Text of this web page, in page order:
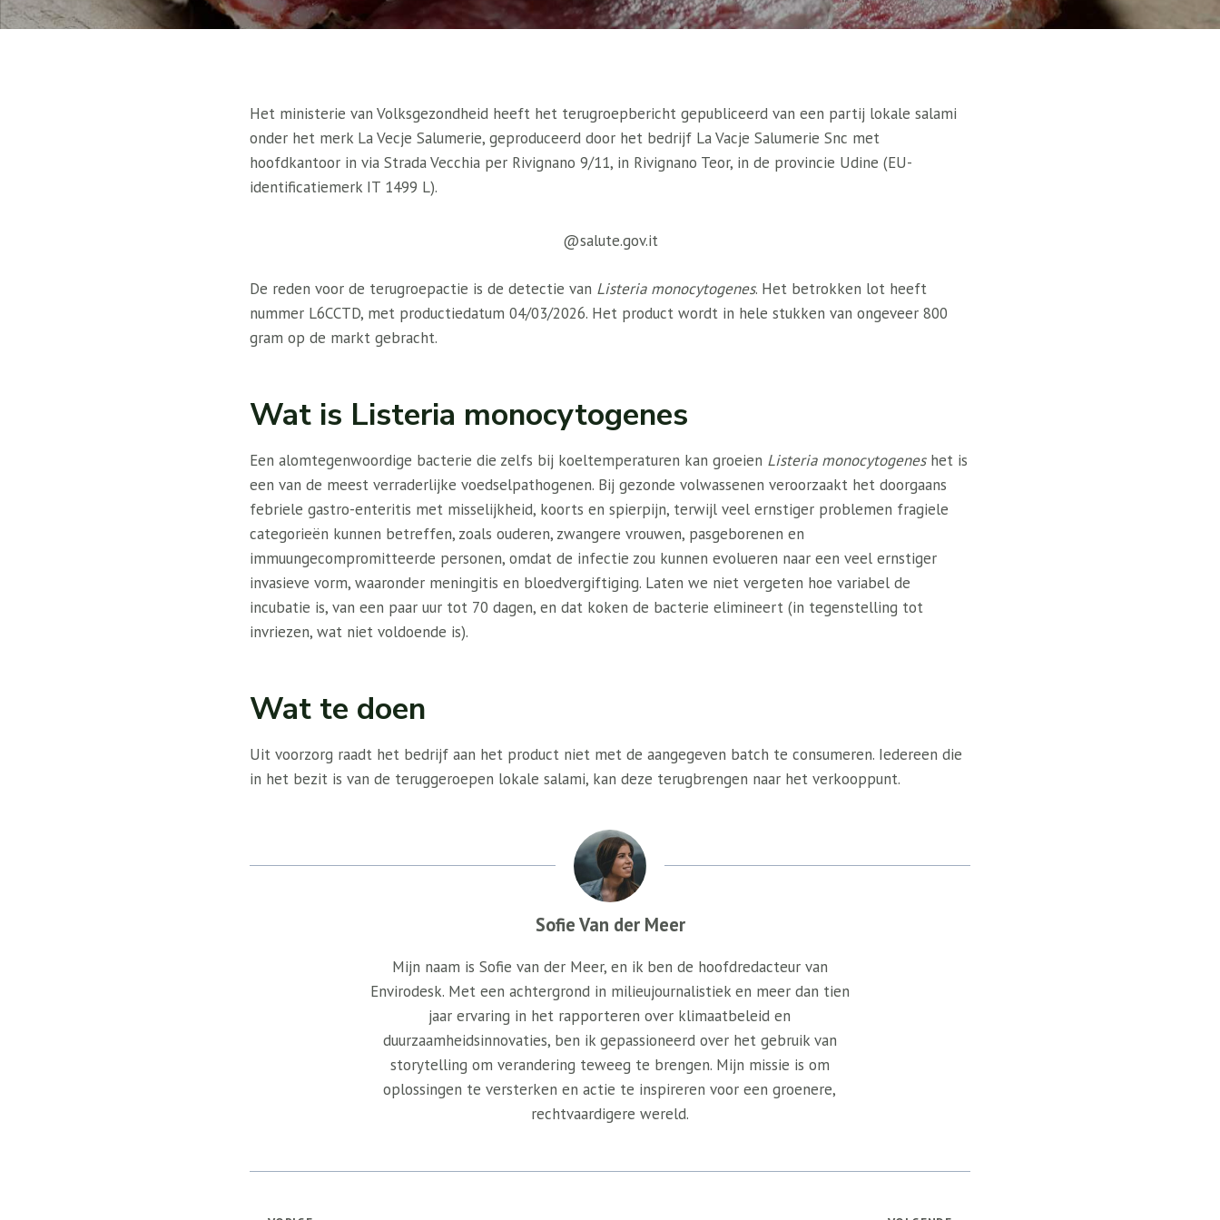
Het ministerie van Volksgezondheid heeft het terugroepbericht gepubliceerd van een partij lokale salami
onder het merk La Vecje Salumerie, geproduceerd door het bedrijf La Vacje Salumerie Snc met
hoofdkantoor in via Strada Vecchia per Rivignano 9/11, in Rivignano Teor, in de provincie Udine (EU-
identificatiemerk IT 1499 L).
@salute.gov.it
De reden voor de terugroepactie is de detectie van Listeria monocytogenes. Het betrokken lot heeft
nummer L6CCTD, met productiedatum 04/03/2026. Het product wordt in hele stukken van ongeveer 800
gram op de markt gebracht.
Wat is Listeria monocytogenes
Een alomtegenwoordige bacterie die zelfs bij koeltemperaturen kan groeien Listeria monocytogeneshet is
een van de meest verraderlijke voedselpathogenen. Bij gezonde volwassenen veroorzaakt het doorgaans
febriele gastro-enteritis met misselijkheid, koorts en spierpijn, terwijl veel ernstiger problemen fragiele
categorieën kunnen betreffen, zoals ouderen, zwangere vrouwen, pasgeborenen en
immuungecompromitteerde personen, omdat de infectie zou kunnen evolueren naar een veel ernstiger
invasieve vorm, waaronder meningitis en bloedvergiftiging. Laten we niet vergeten hoe variabel de
incubatie is, van een paar uur tot 70 dagen, en dat koken de bacterie elimineert (in tegenstelling tot
invriezen, wat niet voldoende is).
Wat te doen
Uit voorzorg raadt het bedrijf aan het product niet met de aangegeven batch te consumeren. Iedereen die
in het bezit is van de teruggeroepen lokale salami, kan deze terugbrengen naar het verkooppunt.
Sofie Van der Meer
Mijn naam is Sofie van der Meer, en ik ben de hoofdredacteur van
Envirodesk. Met een achtergrond in milieujournalistiek en meer dan tien
jaar ervaring in het rapporteren over klimaatbeleid en
duurzaamheidsinnovaties, ben ik gepassioneerd over het gebruik van
storytelling om verandering teweeg te brengen. Mijn missie is om
oplossingen te versterken en actie te inspireren voor een groenere,
rechtvaardigere wereld.